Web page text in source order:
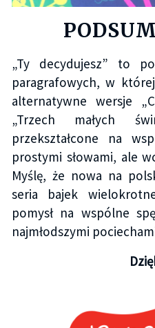
„Ty decydujesz” to
paragrafowych, w
alternatywne wersje
„Trzech małych
przekształcone na
prostymi słowami, ale
Myślę, że nowa na
seria bajek
pomysł na wspólne
najmłodszymi